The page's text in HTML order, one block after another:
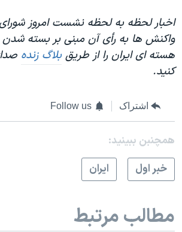
اخبار لحظه به لحظه نشست امروز
واکنش ها به رأی آن مبنی بر بسته شدن
هسته ای ایران را از طریق بلاگ زنده
کنید.
اشتراک Follow us
همچنبن ببینید:
خبر اول
ايران
مطالب مرتبط